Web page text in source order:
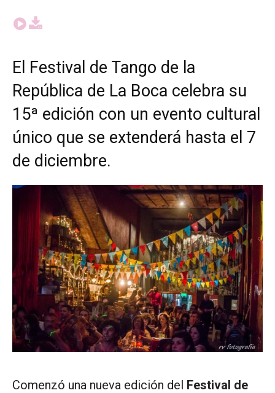
El Festival de Tango de la
República de La Boca celebra su
15ª edición con un evento cultural
único que se extenderá hasta el 7
de diciembre.
Comenzó una nueva edición del Festival de